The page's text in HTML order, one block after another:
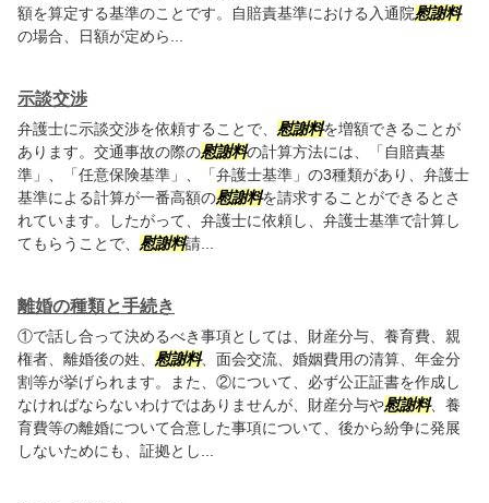
額を算定する基準のことです。自賠責基準における入通院慰謝料
の場合、日額が定めら...
示談交渉
弁護士に示談交渉を依頼することで、 慰謝料を増額できることが
あります。交通事故の際の慰謝料の計算方法には、「自賠責基
準」、「任意保険基準」、「弁護士基準」の3種類があり、弁護士
基準による計算が一番高額の慰謝料を請求することができるとさ
れています。したがって、弁護士に依頼し、弁護士基準で計算し
てもらうことで、 慰謝料請...
離婚の種類と手続き
①で話し合って決めるべき事項としては、財産分与、養育費、親
権者、離婚後の姓、 慰謝料、面会交流、婚姻費用の清算、年金分
割等が挙げられます。また、②について、必ず公正証書を作成し
なければならないわけではありませんが、財産分与や慰謝料、養
育費等の離婚について合意した事項について、後から紛争に発展
しないためにも、証拠とし...